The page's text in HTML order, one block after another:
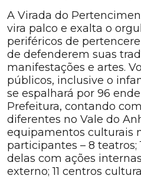
A Virada do
vira palco e exalta o
periféricos de
de defenderem suas
manifestações e artes.
públicos, inclusive o
se espalhará por 96
Prefeitura, contando
diferentes no Vale do
equipamentos culturais
participantes – 8 teatros;
delas com ações
externo; 11 centros